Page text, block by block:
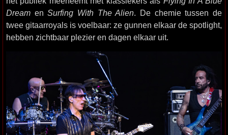
Dream enSurfing With The Alien. De chemie tussen de
twee gitaarroyals is voelbaar: ze gunnen elkaar de spotlight,
hebben zichtbaar plezier en dagen elkaar uit.